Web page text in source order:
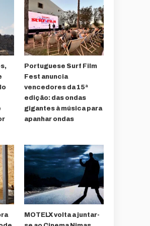
Portuguese Surf Film
Fest anuncia
vencedores da 15ª
edição: das ondas
gigantes à música para
apanhar ondas
MOTELX volta a juntar-